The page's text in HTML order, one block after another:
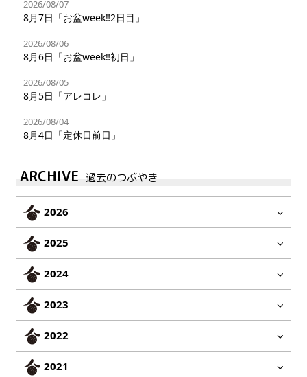
2026/08/07
8月7日「お盆week‼︎2日目」
2026/08/06
8月6日「お盆week‼︎初日」
2026/08/05
8月5日「アレコレ」
2026/08/04
8月4日「定休日前日」
ARCHIVE 過去のつぶやき
2026
2025
2024
2023
2022
2021